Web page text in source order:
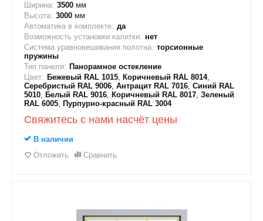
Ширина: 3500 мм
Высота: 3000 мм
Автоматика в комплекте: да
Возможность установки калитки: нет
Система уравновешивания полотна: торсионные
пружины
Тип панели: Панорамное остекление
Цвет: Бежевый RAL 1015, Коричневый RAL 8014,
Серебристый RAL 9006, Антрацит RAL 7016, Синий RAL
5010, Белый RAL 9016, Коричневый RAL 8017, Зеленый
RAL 6005, Пурпурно-красный RAL 3004
Свяжитесь с нами насчёт цены
В наличии
Отложить
Сравнить